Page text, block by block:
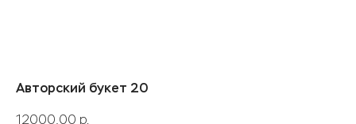
Авторский букет 20
12000,00 р.